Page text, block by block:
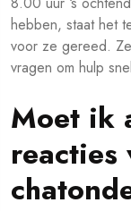
hebben, staat het
voor ze gereed.
vragen om hulp
Moet ik
reacties